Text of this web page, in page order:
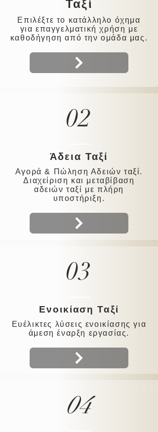
Ταξί
Επιλέξτε το κατάλληλο όχημα
για επαγγελματική χρήση με
καθοδήγηση από την ομάδα μας.
02
Άδεια Ταξί
Αγορά & Πώληση Αδειών ταξί.
Διαχείριση και μεταβίβαση
αδειών ταξί με πλήρη
υποστήριξη.
03
Ενοικίαση Ταξί
Eυέλικτες λύσεις ενοικίασης για
άμεση έναρξη εργασίας.
04